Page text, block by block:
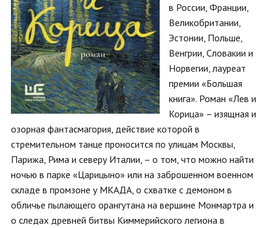
в России, Франции,
Великобритании,
Эстонии, Польше,
Венгрии, Словакии и
Норвегии, лауреат
премии «Большая
книга». Роман «Лев и
Корица» – изящная и
озорная фантасмагория, действие которой в
стремительном танце проносится по улицам Москвы,
Парижа, Рима и северу Италии, – о том, что можно найти
ночью в парке «Царицыно» или на заброшенном военном
складе в промзоне у МКАДА, о схватке с демоном в
обличье пылающего орангутана на вершине Монмартра и
о следах древней битвы Киммерийского легиона в